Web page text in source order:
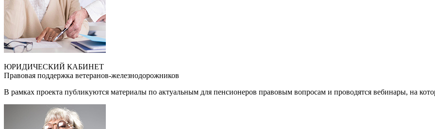
ЮРИДИЧЕСКИЙ КАБИНЕТ
Правовая поддержка ветеранов-железнодорожников
В рамках проекта публикуются материалы по актуальным для пенсионеров правовым вопросам и проводятся вебинары, на